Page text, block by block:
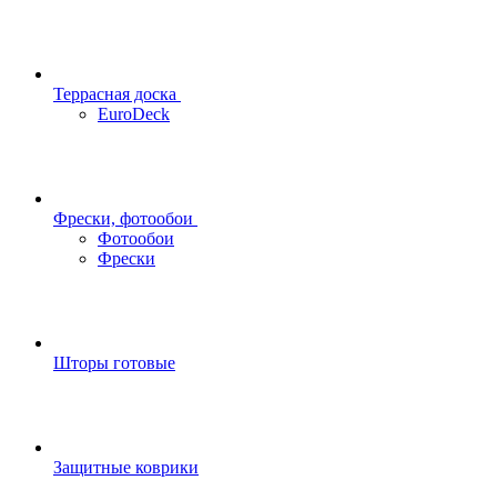
Террасная доска
EuroDeck
Фрески, фотообои
Фотообои
Фрески
Шторы готовые
Защитные коврики